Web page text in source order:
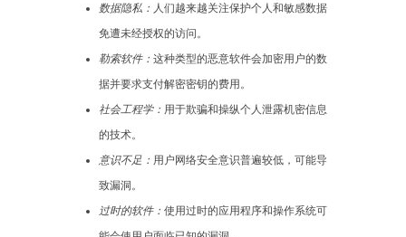
数据隐私： 人们越来越关注保护个人和敏感数据
免遭未经授权的访问。
勒索软件： 这种类型的恶意软件会加密用户的数
据并要求支付解密密钥的费用。
社会工程学： 用于欺骗和操纵个人泄露机密信息
的技术。
意识不足： 用户网络安全意识普遍较低，可能导
致漏洞。
过时的软件： 使用过时的应用程序和操作系统可